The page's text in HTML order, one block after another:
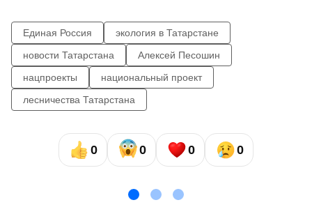
Единая Россия
экология в Татарстане
новости Татарстана
Алексей Песошин
нацпроекты
национальный проект
лесничества Татарстана
0 0 0 0